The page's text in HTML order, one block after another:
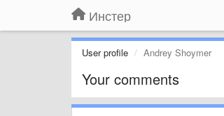
Инстер
User profile Andrey Shoymer
Your comments